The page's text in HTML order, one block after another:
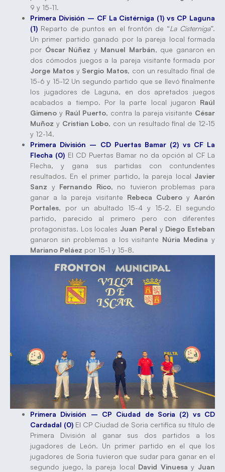
9 y 15-11.
Primera División – CF La Cistérniga (1) vs CP Laguna
(1) Reparto de puntos en el frontón de “La Cisterniga”.
Un primer partido ganado por la pareja local formada
por Óscar Núñez y Manuel Marbán, que ganaron en
dos cómodos juegos a la pareja visitante formada por
Jorge Matosy Sergio Matos, con un resultado final de
15-6 y 15-12 Un segundo partido que se llevó finalmente
los jugadores de Laguna, en dos apretados juegos
acabados a tiempo. Por la parte local jugaron Raúl
Gimeno y Raúl Puerto, contra la pareja visitante César
Muñoz y Cristian Lobo, con un resultado final de 12-15
y 12-14.
Primera División – CD Puertas Bamar (2) vs CF La
Flecha (0) El CD Puertas Bamar no da opción al CF La
Flecha, y gana sus partidas con contundentes
resultados. En el primer partido, la pareja local Javier
Sanz y Fernando Rico, no tuvieron problemas para
ganar a la pareja visitante Rebeca Cubero y Aarón
Portales, por un abultado 15-4 y 15-2. El segundo
partido, parecido al primero pero con diferentes
protagonistas. Los locales Juan Peral y Diego Esteban
ganaron sin problemas a los visitante Núria Medina y
Mariano Peláez por 15-1 y 15-8.
Primera División – CP Ciudad de Soria (2) vs CD
Cardadal (0) El CP Ciudad de Soria certifica su título de
Primera División al ganar sus dos partidos a los
jugadores de León. Un primer partido en el que los
jugadores de Soria tuvieron que sudar para ganar en el
segundo juego, la pareja local David Vinuesa y Juan